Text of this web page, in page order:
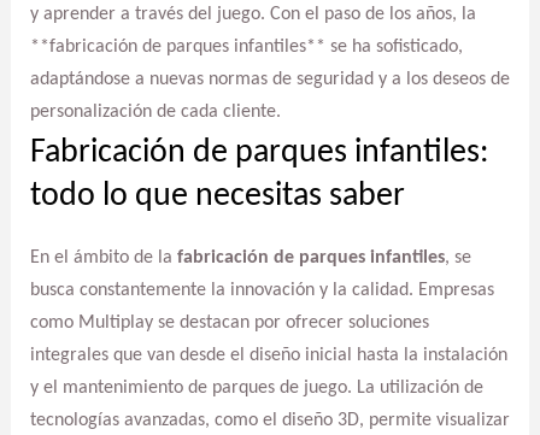
y aprender a través del juego. Con el paso de los años, la
**fabricación de parques infantiles** se ha sofisticado,
adaptándose a nuevas normas de seguridad y a los deseos de
personalización de cada cliente.
Fabricación de parques infantiles:
todo lo que necesitas saber
En el ámbito de la fabricación de parques infantiles, se
busca constantemente la innovación y la calidad. Empresas
como Multiplay se destacan por ofrecer soluciones
integrales que van desde el diseño inicial hasta la instalación
y el mantenimiento de parques de juego. La utilización de
tecnologías avanzadas, como el diseño 3D, permite visualizar